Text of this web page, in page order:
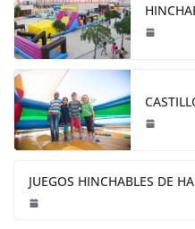
JUEGOS HINCHABLES DE